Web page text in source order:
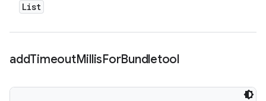
List
addTimeoutMillisForBundletool